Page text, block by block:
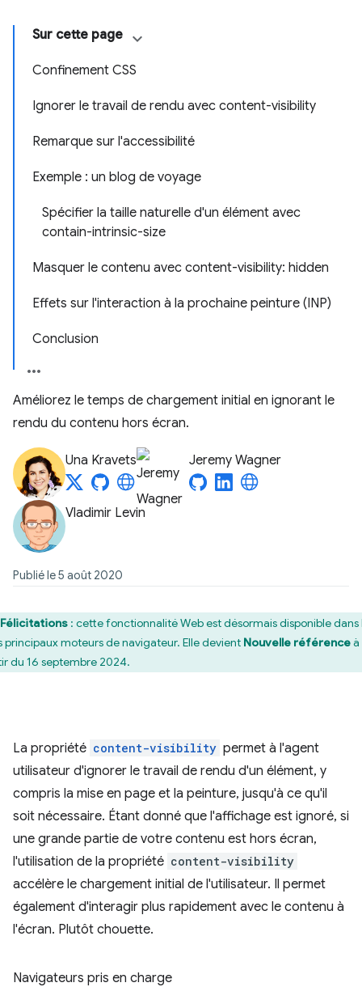
Sur cette page
Confinement CSS
Ignorer le travail de rendu avec content-visibility
Remarque sur l'accessibilité
Exemple : un blog de voyage
Spécifier la taille naturelle d'un élément avec
contain-intrinsic-size
Masquer le contenu avec content-visibility: hidden
Effets sur l'interaction à la prochaine peinture (INP)
Conclusion
Améliorez le temps de chargement initial en ignorant le
rendu du contenu hors écran.
Una Kravets Jeremy Wagner
Vladimir Levin
Publié le 5 août 2020
Félicitations : cette fonctionnalité Web est désormais disponible dans
principaux moteurs de navigateur. Elle devient Nouvelle référenceà
du 16 septembre 2024.
La propriété content-visibility permet à l'agent
utilisateur d'ignorer le travail de rendu d'un élément, y
compris la mise en page et la peinture, jusqu'à ce qu'il
soit nécessaire. Étant donné que l'affichage est ignoré, si
une grande partie de votre contenu est hors écran,
l'utilisation de la propriété content-visibility
accélère le chargement initial de l'utilisateur. Il permet
également d'interagir plus rapidement avec le contenu à
l'écran. Plutôt chouette.
Navigateurs pris en charge